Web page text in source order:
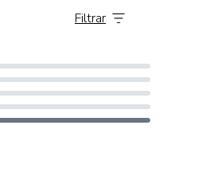
Filtrar